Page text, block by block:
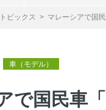
ピックス > マレーシアで国
車（モデル）
で国民車